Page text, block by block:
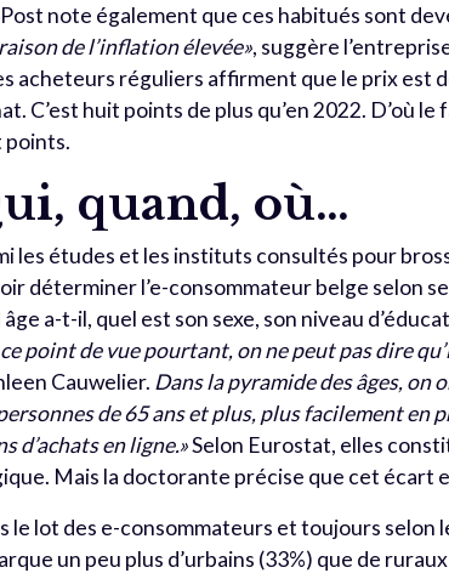
note également que ces habitués sont
de l’inflation élevée», suggère
acheteurs réguliers affirment que le prix est
C’est huit points de plus qu’en 2022. D’où
points.
quand, où…
les études et les instituts consultés pour
déterminer l’e-consommateur belge selon
âge a-t-il, quel est son sexe, son niveau
ce point de vue pourtant, on ne peut pas dire
Cauwelier. Dans la pyramide des âges,
de 65 ans et plus, plus facilement
d’achats en ligne.»Selon Eurostat, elles
Mais la doctorante précise que cet écart
le lot des e-consommateurs et toujours selon
un peu plus d’urbains (33%) que de